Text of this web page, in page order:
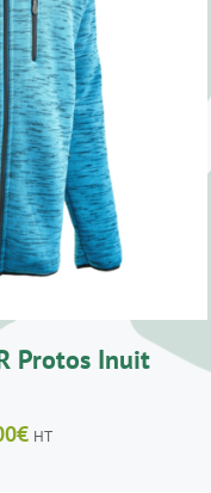
CE
PRODUIT
A
PLUSIEURS
VARIATIONS.
LES
OPTIONS
PEUVENT
ÊTRE
LA
PAGE
/ DÉTAILS
Protos Inuit
€Plage
HT